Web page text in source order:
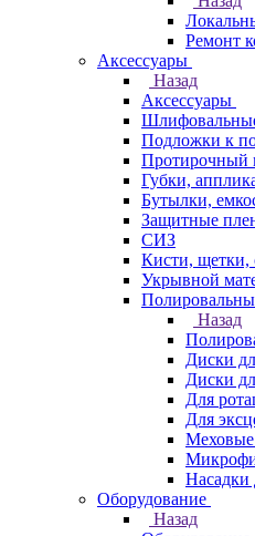
Ремонт
Аксессуары
Назад
Аксессуары
Подложки к
Протирочный
Губки,
Бутылки,
Защитные
СИЗ
Кисти, щетки,
Укрывной
Назад
Диски
Диски
Для
Для
Меховые
Насадки
Оборудование
Назад